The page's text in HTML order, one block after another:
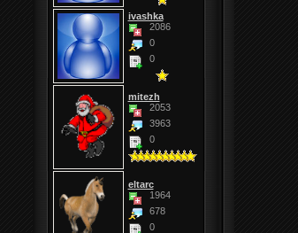
ivashka
2086
0
0
mitezh
2053
3963
0
eltarc
1964
678
0